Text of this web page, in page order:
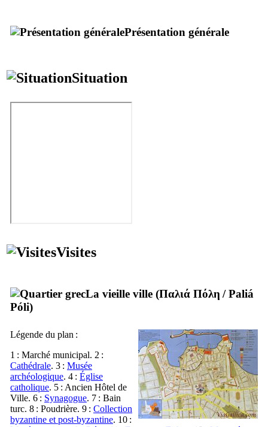
Présentation générale
Situation
Visites
La vieille ville (Παλιά Πόλη /Paliá
Póli)
Légende du plan :
1 : Marché municipal. 2 :
Cathédrale. 3 : Musée
archéologique. 4 : Église
catholique. 5 : Ancien Hôtel de
Ville. 6 : Synagogue. 7 : Bain
turc. 8 : Poudrière. 9 : Collection
byzantine et post-byzantine. 10 :